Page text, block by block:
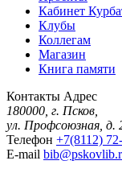
Кабинет
Клубы
Коллегам
Магазин
Книга памяти
Контакты Адрес
180000, г. Псков,
ул. Профсоюзная, д.
Телефон +7(8112)
E-mail